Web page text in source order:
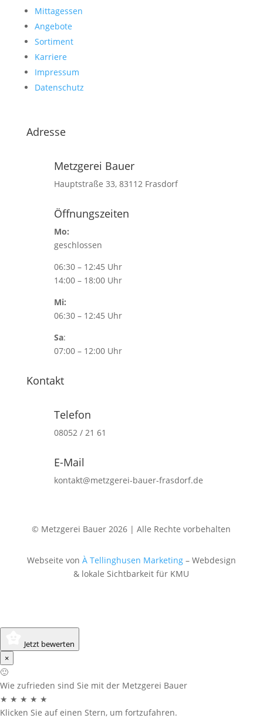
Mittagessen
Angebote
Sortiment
Karriere
Impressum
Datenschutz
Adresse
Metzgerei Bauer
Hauptstraße 33, 83112 Frasdorf
Öffnungszeiten
Mo:
geschlossen
06:30 – 12:45 Uhr
14:00 – 18:00 Uhr
Mi:
06:30 – 12:45 Uhr
Sa:
07:00 – 12:00 Uhr
Kontakt
Telefon
08052 / 21 61
E-Mail
kontakt@metzgerei-bauer-frasdorf.de
© Metzgerei Bauer 2026 | Alle Rechte vorbehalten
Webseite von À Tellinghusen Marketing – Webdesign
& lokale Sichtbarkeit für KMU
Jetzt bewerten
×
🙂
Wie zufrieden sind Sie mit der Metzgerei Bauer
★ ★ ★ ★ ★
Klicken Sie auf einen Stern, um fortzufahren.